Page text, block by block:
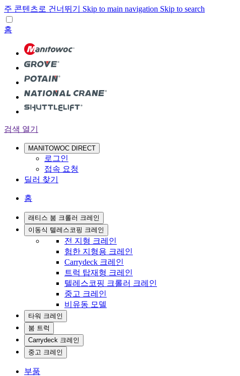
주 콘텐츠로 건너뛰기 Skip to main navigation Skip to search
홈
검색 열기
MANITOWOC DIRECT
로그인
접속 요청
딜러 찾기
홈
래티스 붐 크롤러 크레인
이동식 텔레스코핑 크레인
전 지형 크레인
험한 지형용 크레인
Carrydeck 크레인
트럭 탑재형 크레인
텔레스코핑 크롤러 크레인
중고 크레인
비유동 모델
타워 크레인
붐 트럭
Carrydeck 크레인
중고 크레인
부품